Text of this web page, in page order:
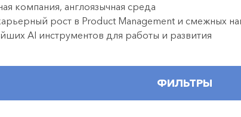
компания, англоязычная среда
рост в Product Management и смежных
AI инструментов для работы и развития
ФИЛЬТРЫ